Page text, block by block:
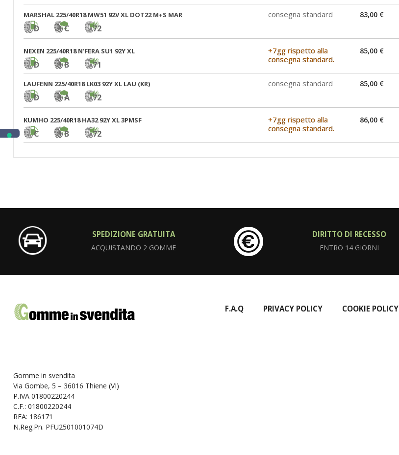
MARSHAL 225/40R18 MW51 92V XL DOT22 M+S MAR
D C 72
consegna standard 83,00 €
NEXEN 225/40R18 N'FERA SU1 92Y XL
D B 71
+7gg rispetto alla
consegna standard.
85,00 €
LAUFENN 225/40R18 LK03 92Y XL LAU (KR)
D A 72
consegna standard 85,00 €
KUMHO 225/40R18 HA32 92Y XL 3PMSF
C B 72
+7gg rispetto alla
consegna standard.
86,00 €
SPEDIZIONE GRATUITA
ACQUISTANDO 2 GOMME
DIRITTO DI RECESSO
ENTRO 14 GIORNI
F.A.Q PRIVACY POLICY COOKIE POLICY
Gomme in svendita
Via Gombe, 5 – 36016 Thiene (VI)
P.IVA 01800220244
C.F.: 01800220244
REA: 186171
N.Reg.Pn. PFU2501001074D